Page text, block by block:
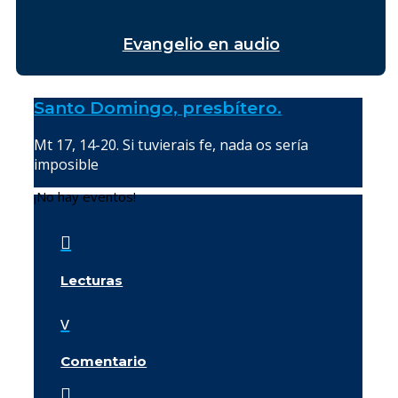
Evangelio en audio
Santo Domingo, presbítero.
Mt 17, 14-20. Si tuvierais fe, nada os sería
imposible
¡No hay eventos!

Lecturas
v
Comentario